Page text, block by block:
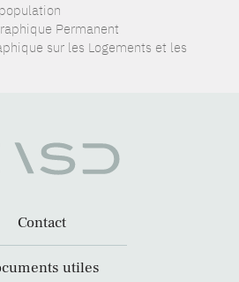
Permanent
sur les Logements et les
Contact
utiles